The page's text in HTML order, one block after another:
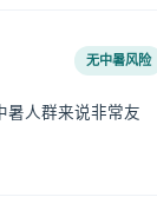
无中暑风险
暑人群来说非常友